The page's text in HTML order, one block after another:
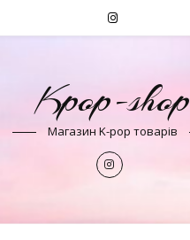
Kpop-shop
Магазин K-pop товарів